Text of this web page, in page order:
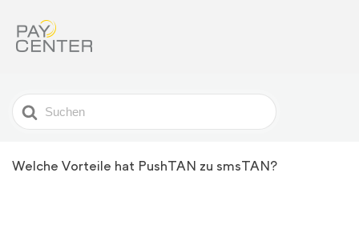
Search
For
Welche Vorteile hat PushTAN zu smsTAN?